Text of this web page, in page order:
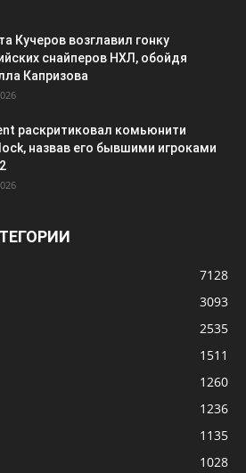
Кучеров возглавил гонку
снайперов НХЛ, обойдя
Капризова
раскритиковал комьюнити
назвав его бывшими игроками
7128
3093
2535
1511
1260
1236
1135
1028